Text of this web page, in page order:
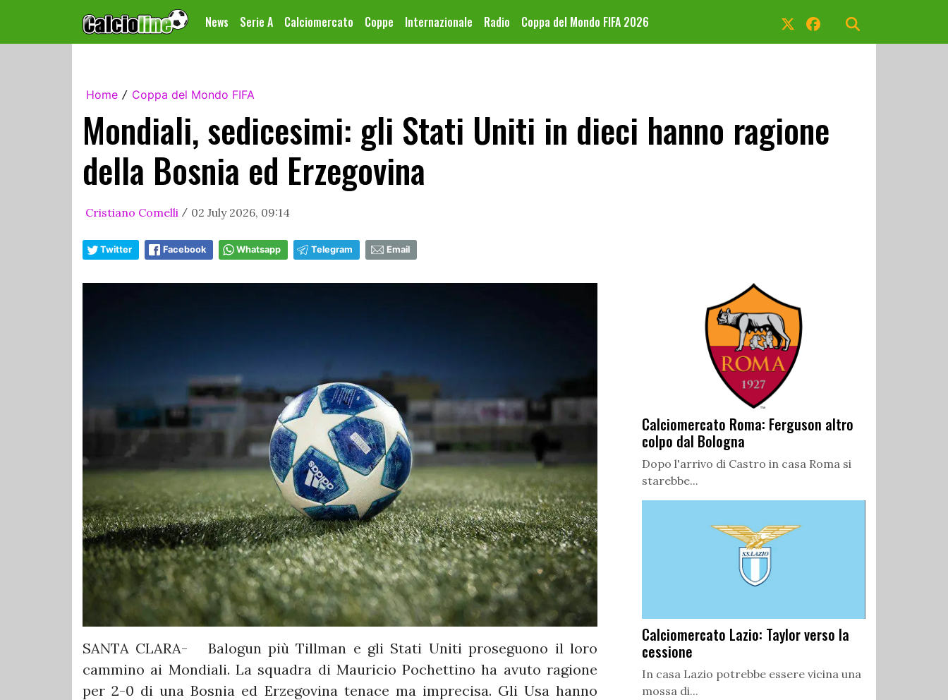
News Serie A Calciomercato Coppe Internazionale Radio Coppa del Mondo FIFA 2026
Home / Coppa del Mondo FIFA
Mondiali, sedicesimi: gli Stati Uniti in dieci hanno ragione
della Bosnia ed Erzegovina
Cristiano Comelli / 02 July 2026, 09:14
Twitter Facebook Whatsapp Telegram Email
SANTA CLARA- Balogun più Tillman e gli Stati Uniti proseguono il loro
cammino ai Mondiali. La squadra di Mauricio Pochettino ha avuto ragione
per 2-0 di una Bosnia ed Erzegovina tenace ma imprecisa. Gli Usa hanno
Calciomercato Roma: Ferguson altro
colpo dal Bologna
Dopo l'arrivo di Castro in casa Roma si
starebbe...
Calciomercato Lazio: Taylor verso la
cessione
In casa Lazio potrebbe essere vicina una
mossa di...